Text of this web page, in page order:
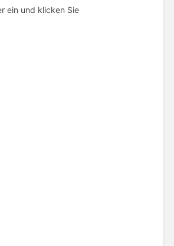
ein und klicken Sie